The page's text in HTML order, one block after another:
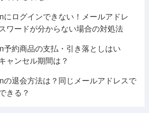
にログインできない！メールアドレ
ワードが分からない場合の対処法
予約商品の支払・引き落としはい
ャンセル期間は？
の退会方法は？同じメールアドレスで
きる？